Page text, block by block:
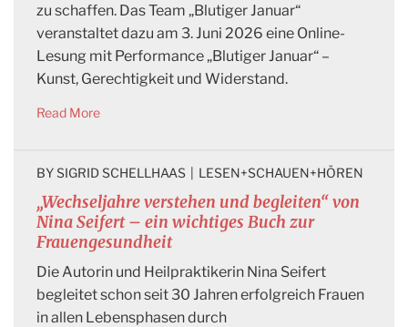
zu schaffen. Das Team „Blutiger Januar“
veranstaltet dazu am 3. Juni 2026 eine Online-
Lesung mit Performance „Blutiger Januar“ –
Kunst, Gerechtigkeit und Widerstand.
Read More
„Wechseljahre verstehen und begleiten“ von
Nina Seifert – ein wichtiges Buch zur
Frauengesundheit
BY SIGRID SCHELLHAAS LESEN+SCHAUEN+HÖREN
Die Autorin und Heilpraktikerin Nina Seifert
begleitet schon seit 30 Jahren erfolgreich Frauen
in allen Lebensphasen durch